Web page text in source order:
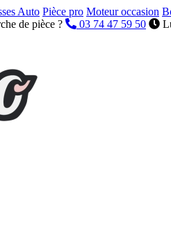
Auto Pièce pro Moteur occasion
de pièce ?
03 74 47 59 50